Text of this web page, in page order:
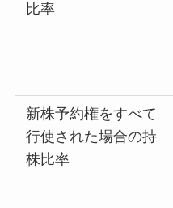
比率
新株予約権をすべて
行使された場合の持
株比率